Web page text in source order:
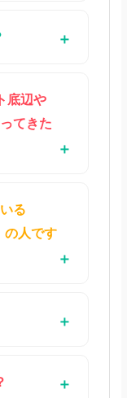
底辺や
てきた
る
の人です